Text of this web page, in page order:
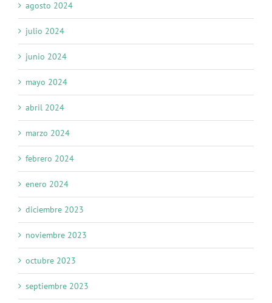
agosto 2024
julio 2024
junio 2024
mayo 2024
abril 2024
marzo 2024
febrero 2024
enero 2024
diciembre 2023
noviembre 2023
octubre 2023
septiembre 2023